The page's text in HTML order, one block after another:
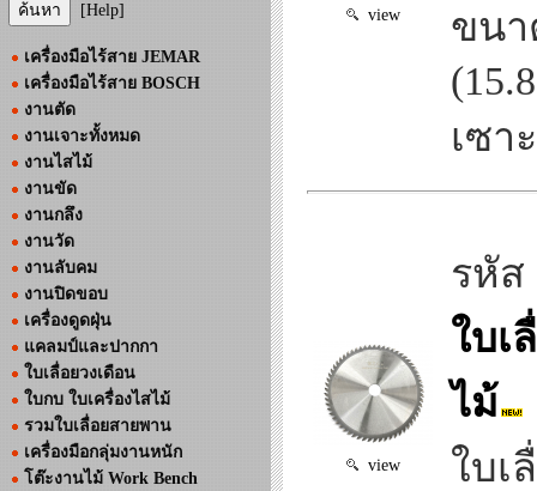
[Help]
เครื่องมือไร้สาย JEMAR
เครื่องมือไร้สาย BOSCH
งานตัด
งานเจาะทั้งหมด
งานไสไม้
งานขัด
งานกลึง
งานวัด
งานลับคม
งานปิดขอบ
เครื่องดูดฝุ่น
แคลมป์และปากกา
ใบเลื่อยวงเดือน
ใบกบ ใบเครื่องไสไม้
รวมใบเลื่อยสายพาน
เครื่องมือกลุ่มงานหนัก
โต๊ะงานไม้ Work Bench
view
ขนา
เซา
view
รหัส
ใบเ
ไม้
ใบเ